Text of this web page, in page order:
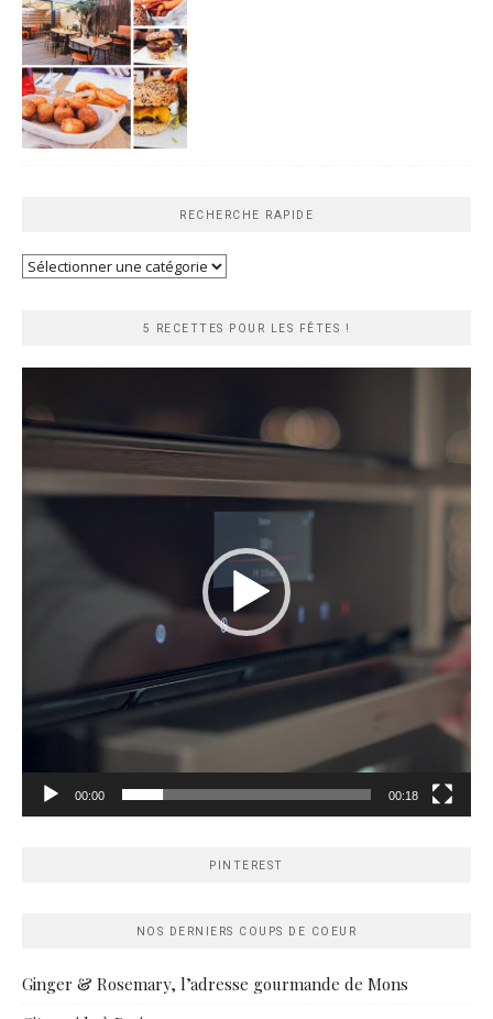
RECHERCHE RAPIDE
Recherche
5 RECETTES POUR LES FÊTES !
00:00 00:18
PINTEREST
NOS DERNIERS COUPS DE COEUR
Ginger & Rosemary, l’adresse gourmande de Mons